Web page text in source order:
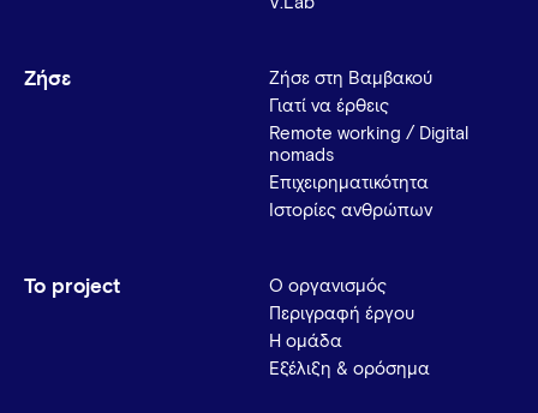
Ζήσε
Ζήσε στη Βαμβακού
Γιατί να έρθεις
Remote working / Digital
nomads
Επιχειρηματικότητα
Ιστορίες ανθρώπων
Το project
Ο οργανισμός
Περιγραφή έργου
Η ομάδα
Εξέλιξη & ορόσημα